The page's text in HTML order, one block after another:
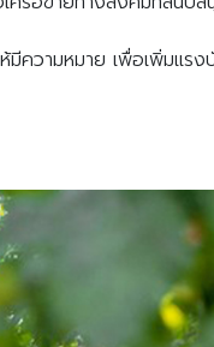
ความหมาย เพื่อเพิ่มแรง